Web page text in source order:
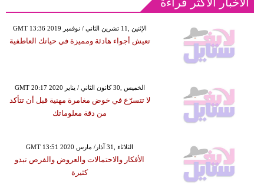
GMT 13:36 2019 الإثنين ,11 تشرين الثاني / نوفمبر
تعيش أجواء هادئة ومميزة في حياتك العاطفية
GMT 20:17 2020 الخميس ,30 كانون الثاني / يناير
لا تتسرّع في خوض مغامرة مهنية قبل أن تتأكد
من دقة معلوماتك
GMT 13:51 2020 الثلاثاء ,31 آذار/ مارس
الأفكار والاحتمالات والعروض والفرص تبدو
كثيرة